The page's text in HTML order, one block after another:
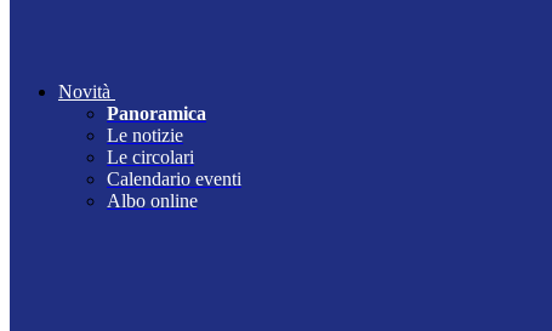
Novità
Panoramica
Le notizie
Le circolari
Calendario eventi
Albo online